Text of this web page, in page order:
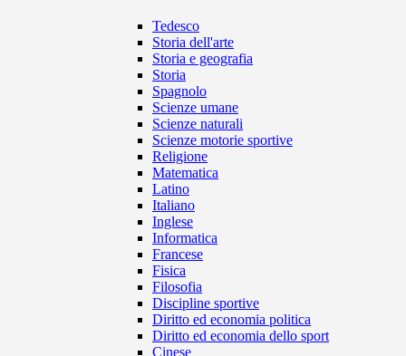
Tedesco
Storia dell'arte
Storia e geografia
Storia
Spagnolo
Scienze umane
Scienze naturali
Scienze motorie sportive
Religione
Matematica
Latino
Italiano
Inglese
Informatica
Francese
Fisica
Filosofia
Discipline sportive
Diritto ed economia politica
Diritto ed economia dello sport
Cinese